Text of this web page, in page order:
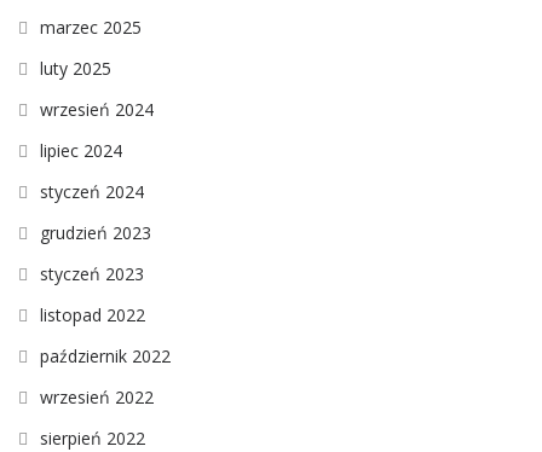
marzec 2025
luty 2025
wrzesień 2024
lipiec 2024
styczeń 2024
grudzień 2023
styczeń 2023
listopad 2022
październik 2022
wrzesień 2022
sierpień 2022